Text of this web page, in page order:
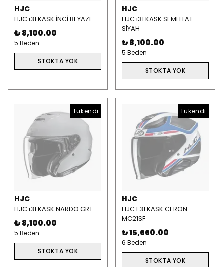
HJC
HJC i31 KASK İNCİ BEYAZI
₺ 8,100.00
5 Beden
STOKTA YOK
HJC
HJC i31 KASK SEMI FLAT
SİYAH
₺ 8,100.00
5 Beden
STOKTA YOK
Tükendi
HJC
HJC i31 KASK NARDO GRİ
₺ 8,100.00
5 Beden
STOKTA YOK
Tükendi
HJC
HJC F31 KASK CERON
MC21SF
₺ 15,660.00
6 Beden
STOKTA YOK